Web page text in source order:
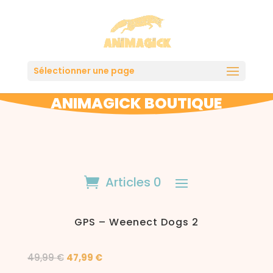
Sélectionner une page
ANIMAGICK BOUTIQUE
Articles 0
GPS – Weenect Dogs 2
49,99€ Le
47,99 €Le